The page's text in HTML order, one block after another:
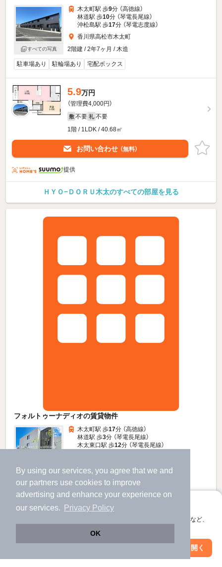
By using our services, you agree that we and
our partners use cookies to improve
advertising and enhance your experience on
our services.
Privacy Policy
OK
アプリに切り替えて、サクサクお部屋探し
会員登録なしですぐ使える。マップ検索やお気に入り保存など、
アプリを開く
すべての写真
木太町駅 歩9分 （高徳線）
林道駅 歩10分 （琴電長尾線）
沖松島駅 歩17分 （琴電志度線）
香川県高松市木太町
2階建 / 2年7ヶ月 / 木造
駐車場あり 駐輪場あり 宅配ボックス
5.9万円
（管理費4,000円）
敷 不要 礼 不要
1階 / 1LDK / 40.68㎡
お問い合わせ （無料）
提供
ＨＹＯ−ＤＯＲＵ木太のすべての部屋を見る
フォルトゥーナディオの賃貸物件
すべての写真
木太町駅 歩17分 （高徳線）
林道駅 歩3分 （琴電長尾線）
木太東口駅 歩12分 （琴電長尾線）
駐車場あり
駐輪場あり 宅配ボックス
（管理費8,000円）
敷 不要 礼 30,000円
絞り込み条件を変更